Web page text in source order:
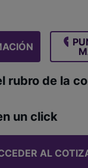
rubro de la
un click
AL